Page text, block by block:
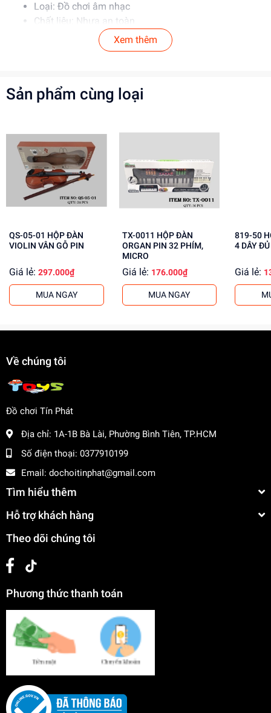
Loại: Đồ chơi âm nhạc
Chất liệu: Nhựa an toàn
Độ tuổi phù hợp: Từ 3 tuổi trở lên
Bước 2: Bật công tắc, chọn chế độ chơi
Lợi Ích Phát Triển
Phát triển khả năng cảm nhận âm nhạc
Khuyến khích sự sáng tạo và tư duy nghệ thuật
Rèn luyện kỹ năng phối hợp tay mắt
dochoitinphat.com
, chúng tôi cung cấp giá sỉ cho khách
buôn. Liên hệ ngay để có thông tin chi tiết!
Xem thêm
Sản phẩm cùng loại
QS-05-01 HỘP ĐÀN
VIOLIN VÂN GỖ PIN
Giá lẻ: 297.000₫
MUA NGAY
TX-0011 HỘP ĐÀN
ORGAN PIN 32 PHÍM,
MICRO
Giá lẻ: 176.000₫
MUA NGAY
819-50 HỘP ĐÀN GHITA
4 DÂY
Giá lẻ:
Về chúng tôi
Đồ chơi Tín Phát
Địa chỉ: 1A-1B Bà Lài, Phường Bình Tiên, TP.HCM
Số điện thoại: 0377910199
Email: dochoitinphat@gmail.com
Tìm hiểu thêm
Hỗ trợ khách hàng
Theo dõi chúng tôi
Phương thức thanh toán